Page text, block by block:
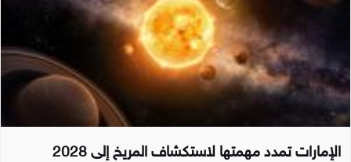
الإمارات تمدد مهمتها لاستكشاف المريخ إلى 2028